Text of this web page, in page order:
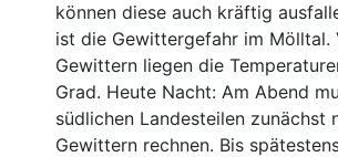
können diese auch kräftig
ist die Gewittergefahr im Mölltal.
Gewittern liegen die
Grad. Heute Nacht: Am Abend
südlichen Landesteilen zunächst
Gewittern rechnen. Bis